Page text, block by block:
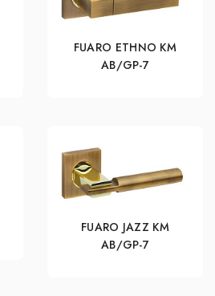
FUARO ETHNO KM
AB/GP-7
FUARO JAZZ KM
AB/GP-7